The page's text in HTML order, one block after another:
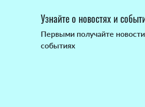
Узнайте о новостях и
Первыми получайте
событиях